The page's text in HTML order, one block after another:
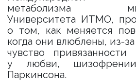
метаболизма
Университета ИТМО,
о том, как меняется
когда они влюблены, из-
чувство
у любви,
Паркинсона.